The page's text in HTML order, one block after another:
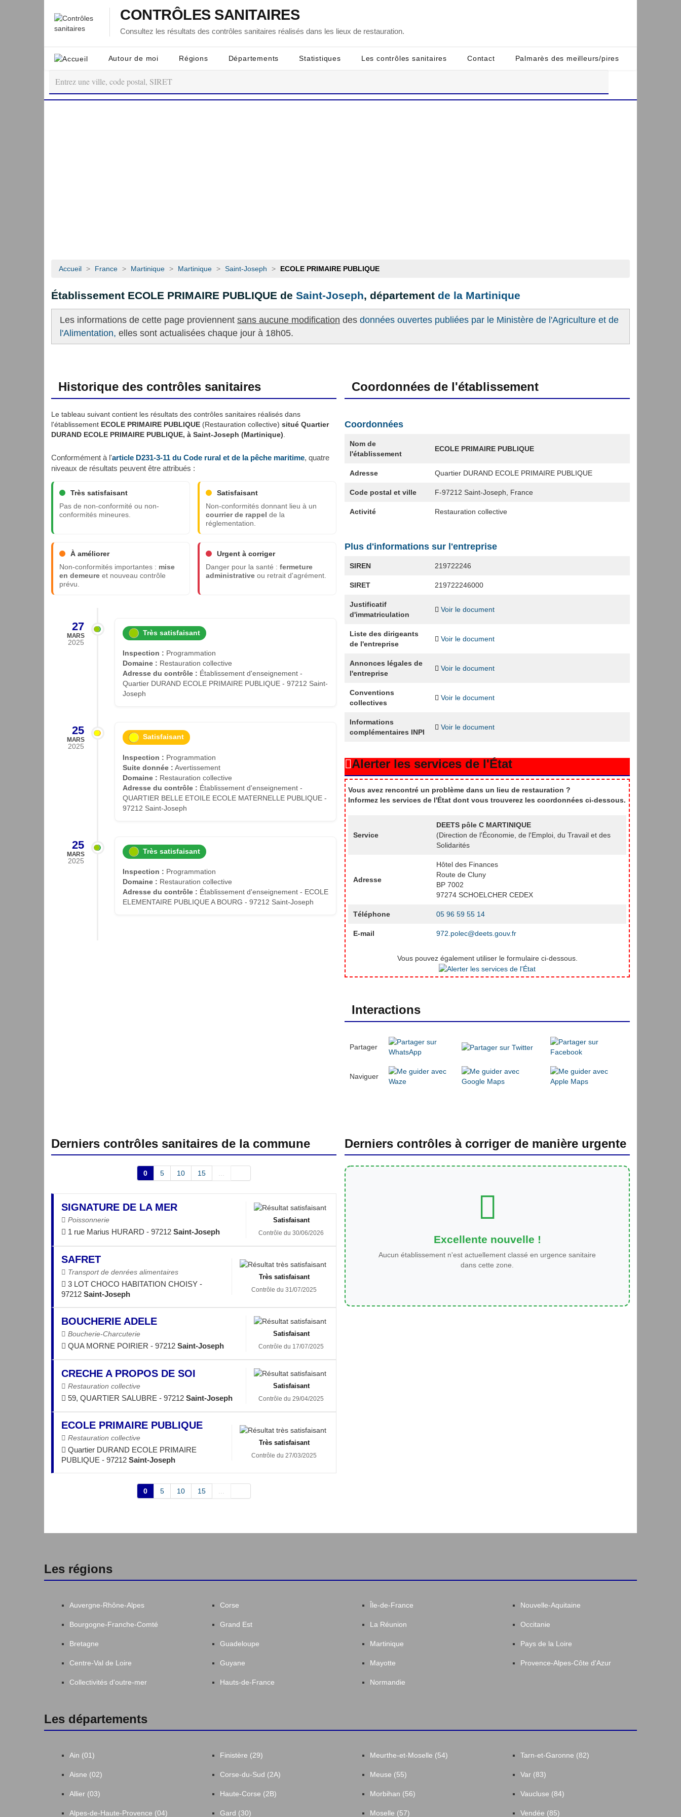
CONTRÔLES SANITAIRES
Consultez les résultats des contrôles sanitaires réalisés dans les lieux de restauration.
Autour de moi Régions Départements Statistiques Les contrôles sanitaires Contact Palmarès des meilleurs/pires
Accueil > France > Martinique > Martinique > Saint-Joseph > ECOLE PRIMAIRE PUBLIQUE
Établissement ECOLE PRIMAIRE PUBLIQUE de Saint-Joseph, département de la Martinique
Les informations de cette page proviennent sans aucune modification des données ouvertes publiées par le Ministère de l'Agriculture et de
l'Alimentation, elles sont actualisées chaque jour à 18h05.
Historique des contrôles sanitaires
Le tableau suivant contient les résultats des contrôles sanitaires réalisés dans
l'établissement ECOLE PRIMAIRE PUBLIQUE (Restauration collective) situé Quartier
DURAND ECOLE PRIMAIRE PUBLIQUE, à Saint-Joseph (Martinique)
Conformément à l'article D231-3-11 du Code rural et de la pêche maritime, quatre
niveaux de résultats peuvent être attribués :
Très satisfaisant
Pas de non-conformité ou non-
conformités mineures.
Satisfaisant
Non-conformités donnant lieu à un
courrier de rappel de la
réglementation.
À améliorer
Non-conformités importantes : mise
en demeure et nouveau contrôle
prévu.
Urgent à corriger
Danger pour la santé : fermeture
administrative ou retrait d'agrément.
27
MARS
2025
Très satisfaisant
Inspection : Programmation
Domaine : Restauration collective
Adresse du contrôle : Établissement d'enseignement -
Quartier DURAND ECOLE PRIMAIRE PUBLIQUE - 97212 Saint-
Joseph
25
MARS
2025
Satisfaisant
Inspection : Programmation
Suite donnée : Avertissement
Domaine : Restauration collective
Adresse du contrôle : Établissement d'enseignement -
QUARTIER BELLE ETOILE ECOLE MATERNELLE PUBLIQUE -
97212 Saint-Joseph
25
MARS
2025
Très satisfaisant
Inspection : Programmation
Domaine : Restauration collective
Adresse du contrôle : Établissement d'enseignement - ECOLE
ELEMENTAIRE PUBLIQUE A BOURG - 97212 Saint-Joseph
Coordonnées de l'établissement
Coordonnées
Nom de
l'établissement
ECOLE PRIMAIRE PUBLIQUE
Adresse Quartier DURAND ECOLE PRIMAIRE PUBLIQUE
Code postal et ville F-97212 Saint-Joseph, France
Activité Restauration collective
Plus d'informations sur l'entreprise
SIREN 219722246
SIRET 219722246000
Justificatif
d'immatriculation
Voir le document
Liste des dirigeants
de l'entreprise
Voir le document
Annonces légales de
l'entreprise
Voir le document
Conventions
collectives
Voir le document
Informations
complémentaires INPI
Voir le document
Alerter les services de l'État
Vous avez rencontré un problème dans un lieu de restauration ?
Informez les services de l'État dont vous trouverez les coordonnées ci-dessous.
Service
DEETS pôle C MARTINIQUE
(Direction de l'Économie, de l'Emploi, du Travail et des
Solidarités
Adresse
Hôtel des Finances
Route de Cluny
BP 7002
97274 SCHOELCHER CEDEX
Téléphone 05 96 59 55 14
E-mail 972.polec@deets.gouv.fr
Vous pouvez également utiliser le formulaire ci-dessous.
Interactions
Partager
Naviguer
Derniers contrôles sanitaires de la commune
0 5 10 15 ...
SIGNATURE DE LA MER
Poissonnerie
1 rue Marius HURARD - 97212 Saint-Joseph
Satisfaisant
Contrôle du 30/06/2026
SAFRET
Transport de denrées alimentaires
3 LOT CHOCO HABITATION CHOISY -
97212 Saint-Joseph
Très satisfaisant
Contrôle du 31/07/2025
BOUCHERIE ADELE
Boucherie-Charcuterie
QUA MORNE POIRIER - 97212 Saint-Joseph
Satisfaisant
Contrôle du 17/07/2025
CRECHE A PROPOS DE SOI
Restauration collective
59, QUARTIER SALUBRE - 97212 Saint-Joseph
Satisfaisant
Contrôle du 29/04/2025
ECOLE PRIMAIRE PUBLIQUE
Restauration collective
Quartier DURAND ECOLE PRIMAIRE
PUBLIQUE - 97212 Saint-Joseph
Très satisfaisant
Contrôle du 27/03/2025
0 5 10 15
Derniers contrôles à corriger de manière urgente
Excellente nouvelle !
Aucun établissement n'est actuellement classé en urgence sanitaire
dans cette zone.
Les régions
Auvergne-Rhône-Alpes
Bourgogne-Franche-Comté
Bretagne
Centre-Val de Loire
Collectivités d'outre-mer
Corse
Grand Est
Guadeloupe
Guyane
Hauts-de-France
Île-de-France
La Réunion
Martinique
Mayotte
Normandie
Nouvelle-Aquitaine
Occitanie
Pays de la Loire
Provence-Alpes-Côte d'Azur
Les départements
Ain (01)
Aisne (02)
Allier (03)
Alpes-de-Haute-Provence (04)
Finistère (29)
Corse-du-Sud (2A)
Haute-Corse (2B)
Gard (30)
Meurthe-et-Moselle (54)
Meuse (55)
Morbihan (56)
Moselle (57)
Tarn-et-Garonne (82)
Var (83)
Vaucluse (84)
Vendée (85)